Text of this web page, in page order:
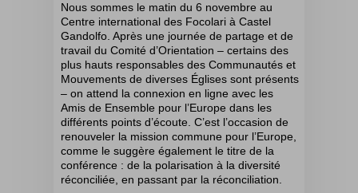
Nous sommes le matin du 6 novembre au
Centre international des Focolari à Castel
Gandolfo. Après une journée de partage et de
travail du Comité d’Orientation – certains des
plus hauts responsables des Communautés et
Mouvements de diverses Églises sont présents
– on attend la connexion en ligne avec les
Amis de Ensemble pour l’Europe dans les
différents points d’écoute. C’est l’occasion de
renouveler la mission commune pour l’Europe,
comme le suggère également le titre de la
conférence : de la polarisation à la diversité
réconciliée, en passant par la réconciliation.